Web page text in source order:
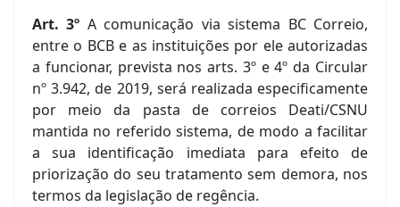
Art. 3º A comunicação via sistema BC Correio,
entre o BCB e as instituições por ele autorizadas
a funcionar, prevista nos arts. 3º e 4º da Circular
nº 3.942, de 2019, será realizada especificamente
por meio da pasta de correios Deati/CSNU
mantida no referido sistema, de modo a facilitar
a sua identificação imediata para efeito de
priorização do seu tratamento sem demora, nos
termos da legislação de regência.